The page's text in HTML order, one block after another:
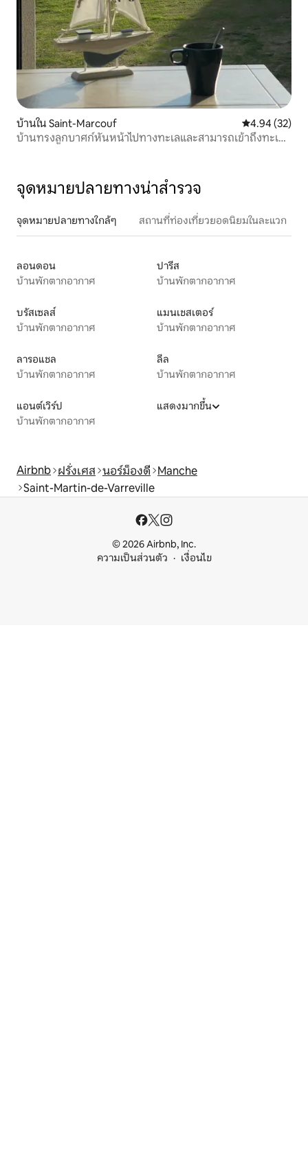
บ้านใน Saint-Marcouf คะแนนเฉลี่ย
4.94 (32)
บ้านทรงลูกบาศก์หันหน้าไปทางทะเลและสามารถเข้าถึงทะเล
จุดหมายปลายทางน่าสำรวจ
จุดหมายปลายทางใกล้ๆ สถานที่ท่องเที่ยวยอดนิยมในละแวก
ลอนดอน
บ้านพักตากอากาศ
ปารีส
บ้านพักตากอากาศ
บรัสเซลส์
บ้านพักตากอากาศ
แมนเชสเตอร์
บ้านพักตากอากาศ
ลารอแชล
บ้านพักตากอากาศ
ลีล
บ้านพักตากอากาศ
แอนต์เวิร์ป
บ้านพักตากอากาศ
แสดงมากขึ้น
Airbnb ฝรั่งเศส นอร์ม็องดี Manche
Saint-Martin-de-Varreville
© 2026 Airbnb, Inc.
ความเป็นส่วนตัว
เงื่อนไข